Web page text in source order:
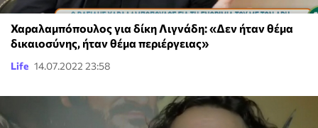
Χαραλαμπόπουλος για δίκη Λιγνάδη: «Δεν ήταν θέμα
δικαιοσύνης, ήταν θέμα περιέργειας»
Life 14.07.2022 23:58